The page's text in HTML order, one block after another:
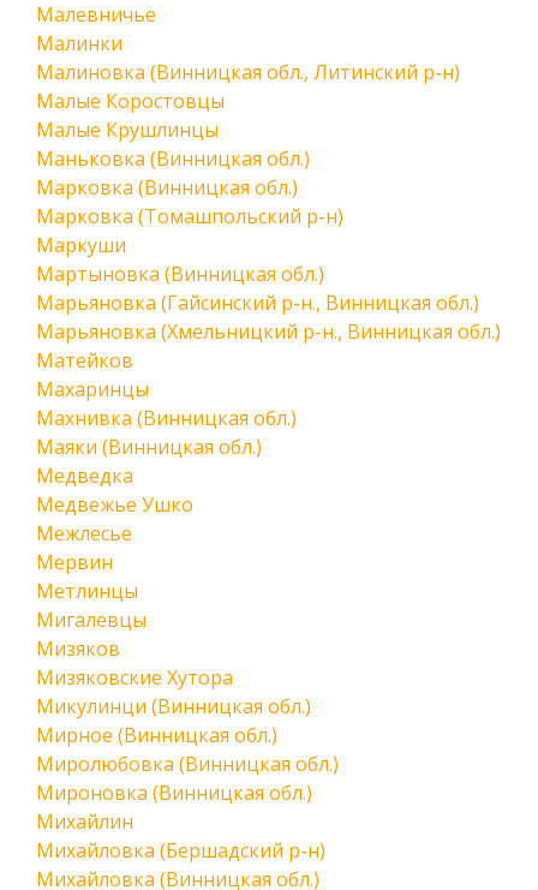
Малевничье
Малинки
Малиновка (Винницкая обл., Литинский р-н)
Малые Коростовцы
Малые Крушлинцы
Маньковка (Винницкая обл.)
Марковка (Винницкая обл.)
Марковка (Томашпольский р-н)
Маркуши
Мартыновка (Винницкая обл.)
Марьяновка (Гайсинский р-н., Винницкая обл.)
Марьяновка (Хмельницкий р-н., Винницкая обл.)
Матейков
Махаринцы
Махнивка (Винницкая обл.)
Маяки (Винницкая обл.)
Медведка
Медвежье Ушко
Межлесье
Мервин
Метлинцы
Мигалевцы
Мизяков
Мизяковские Хутора
Микулинци (Винницкая обл.)
Мирное (Винницкая обл.)
Миролюбовка (Винницкая обл.)
Мироновка (Винницкая обл.)
Михайлин
Михайловка (Бершадский р-н)
Михайловка (Винницкая обл.)